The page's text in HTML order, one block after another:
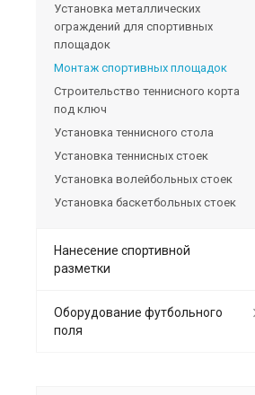
Установка металлических
ограждений для спортивных
площадок
Монтаж спортивных площадок
Строительство теннисного корта
под ключ
Установка теннисного стола
Установка теннисных стоек
Установка волейбольных стоек
Установка баскетбольных стоек
Нанесение спортивной
разметки
Оборудование футбольного
поля